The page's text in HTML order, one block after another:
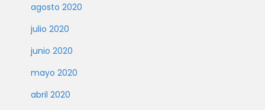
agosto 2020
julio 2020
junio 2020
mayo 2020
abril 2020